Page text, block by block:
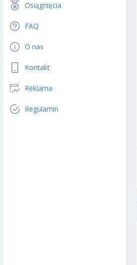
Osiągnięcia
FAQ
O nas
Kontakt
Reklama
Regulamin